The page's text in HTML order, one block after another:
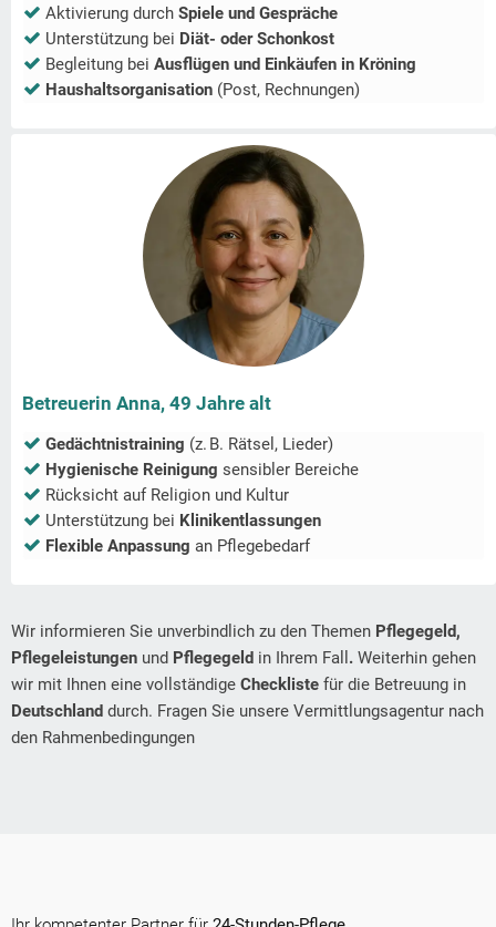
Aktivierung durch Spiele und Gespräche
Unterstützung bei Diät- oder Schonkost
Begleitung bei Ausflügen und Einkäufen in Kröning
Haushaltsorganisation (Post, Rechnungen)
Betreuerin Anna, 49 Jahre alt
Gedächtnistraining (z. B. Rätsel, Lieder)
Hygienische Reinigung sensibler Bereiche
Rücksicht auf Religion und Kultur
Unterstützung bei Klinikentlassungen
Flexible Anpassung an Pflegebedarf
Wir informieren Sie unverbindlich zu den Themen Pflegegeld,
Pflegeleistungen und Pflegegeld in Ihrem Fall . Weiterhin gehen
wir mit Ihnen eine vollständige Checkliste für die Betreuung in
Deutschland durch. Fragen Sie unsere Vermittlungsagentur nach
den Rahmenbedingungen